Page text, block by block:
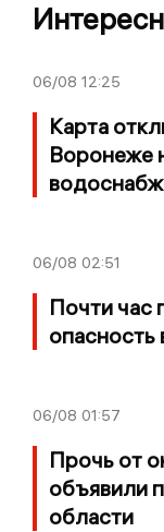
06/08 12:25
Карта
Воронеже
06/08 02:51
Почти час
06/08 01:57
Прочь от
объявили
области